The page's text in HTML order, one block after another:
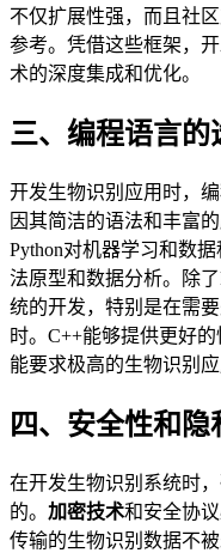
不仅扩展性强，而且社
参考。凭借这些框架，
术的深度集成和优化。
三、编程语言的
开发生物识别应用时，
因其简洁的语法和丰富
Python对机器学习和数
法原型和数据分析。除
统的开发，特别是在需
时。C++能够提供更好
能要求极高的生物识别应
四、安全性和隐
在开发生物识别系统时
的。 加密技术和安全协
传输的生物识别数据不